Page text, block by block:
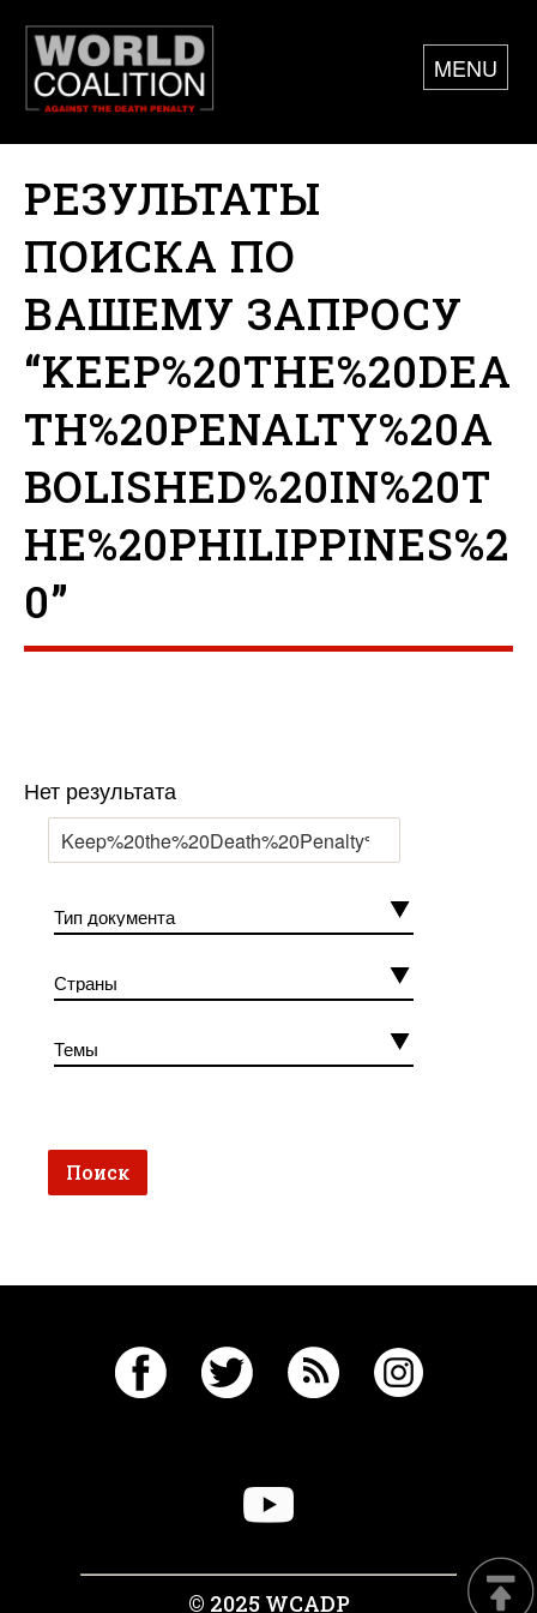
MENU
РЕЗУЛЬТАТЫ
ПОИСКА ПО
ВАШЕМУ ЗАПРОСУ
“KEEP%20THE%20DEA
TH%20PENALTY%20A
BOLISHED%20IN%20T
HE%20PHILIPPINES%2
0”
Нет результата
© 2025 WCADP